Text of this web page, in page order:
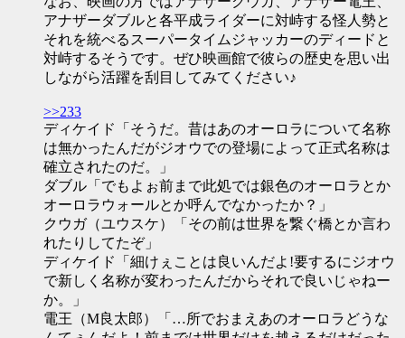
アナザーダブルと各平成ライダーに対峙する怪人勢と
それを統べるスーパータイムジャッカーのディードと
対峙するそうです。ぜひ映画館で彼らの歴史を思い出
しながら活躍を刮目してみてください♪
>>233
ディケイド「そうだ。昔はあのオーロラについて名称
は無かったんだがジオウでの登場によって正式名称は
確立されたのだ。」
ダブル「でもよぉ前まで此処では銀色のオーロラとか
オーロラウォールとか呼んでなかったか？」
クウガ（ユウスケ）「その前は世界を繋ぐ橋とか言わ
れたりしてたぞ」
ディケイド「細けぇことは良いんだよ!要するにジオウ
で新しく名称が変わったんだからそれで良いじゃねー
か。」
電王（M良太郎）「…所でおまえあのオーロラどうな